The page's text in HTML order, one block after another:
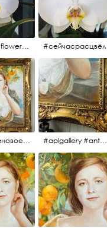
#цветок#flowers #💜🌸 #сейчасрасцвёл
#апельсиновоедерево #плодородие #изобилие #картина #портрет #живопись #девушка #апельсиновоедерево #плодородие #рама #антикварнаярама #антиквариат #antiques #abundance #aplgallery #portrait #painting #frame #fertility #orangetree @aplgallery #aplgallery #antiques #painting #portrait #frame #antiqueframe #abundance #fertility #orangetree #антиквариат#картина#фрагмент #живопись #улыбка #девушка #портрет #рама #антикварнаярама #изобилие #плодородие #апельсиновоедерево